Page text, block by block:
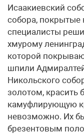
Исаакиевский
собора,
специалисты
хмурому
которой
шпили
Никольского
золотом, красить
камуфлирующую
невозможно. Их
брезентовым